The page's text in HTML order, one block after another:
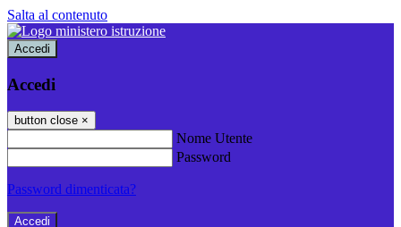
Salta al contenuto
Accedi
Accedi
button close ×
Nome Utente
Password
Password dimenticata?